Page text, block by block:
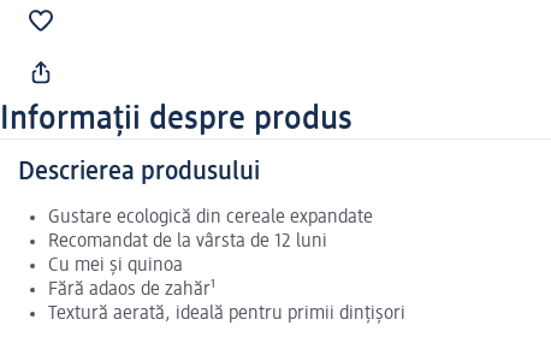
Informații despre produs
Descrierea produsului
Gustare ecologică din cereale expandate
Recomandat de la vârsta de 12 luni
Cu mei și quinoa
Fără adaos de zahăr¹
Textură aerată, ideală pentru primii dințișori